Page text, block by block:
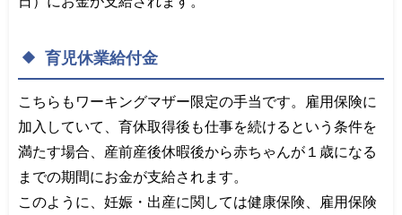
育児休業給付金
こちらもワーキングマザー限定の手当です。雇用保険に
加入していて、育休取得後も仕事を続けるという条件を
満たす場合、産前産後休暇後から赤ちゃんが１歳になる
までの期間にお金が支給されます。
このように、妊娠・出産に関しては健康保険、雇用保険